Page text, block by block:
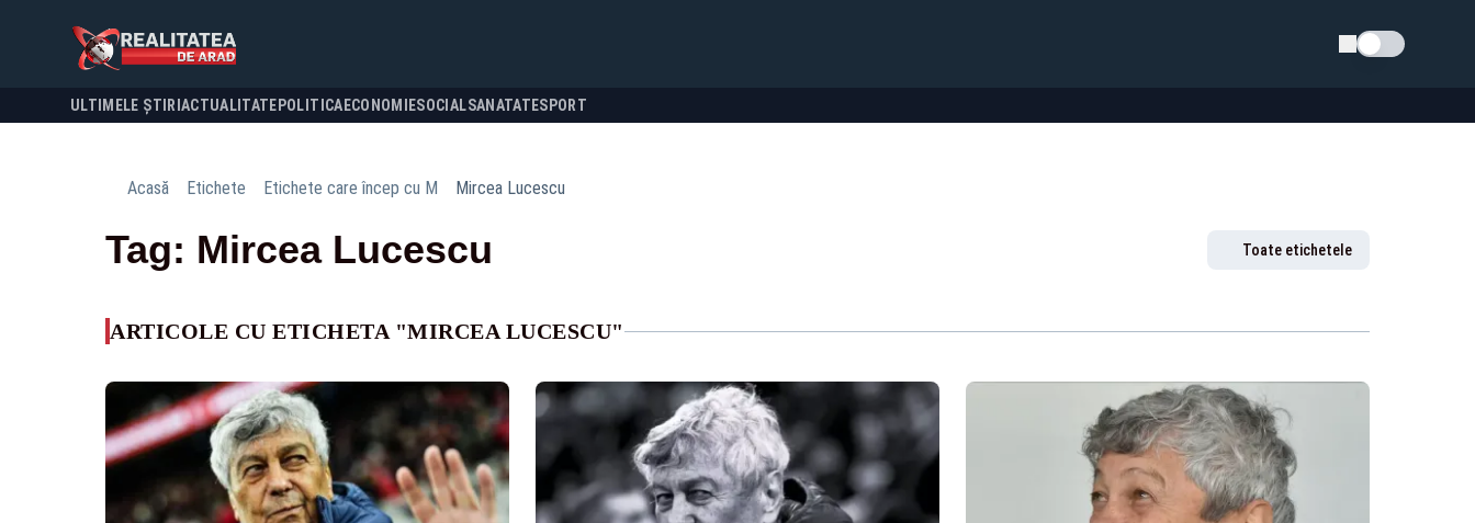
Schimba tema
ULTIMELE ȘTIRI ACTUALITATE POLITICA ECONOMIESOCIALSANATATESPORT
Acasă Etichete Etichete care încep cu M Mircea Lucescu
Tag: Mircea Lucescu Toate etichetele
ARTICOLE CU ETICHETA "MIRCEA LUCESCU"